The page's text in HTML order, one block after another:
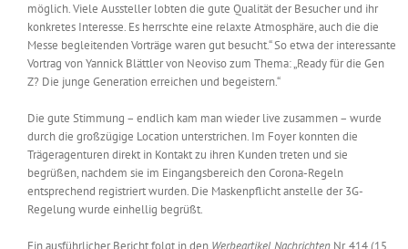
möglich. Viele Aussteller lobten die gute Qualität der Besucher und ihr
konkretes Interesse. Es herrschte eine relaxte Atmosphäre, auch die die
Messe begleitenden Vorträge waren gut besucht.“ So etwa der interessante
Vortrag von Yannick Blättler von Neoviso zum Thema: „Ready für die Gen
Z? Die junge Generation erreichen und begeistern.“
Die gute Stimmung – endlich kam man wieder live zusammen – wurde
durch die großzügige Location unterstrichen. Im Foyer konnten die
Trägeragenturen direkt in Kontakt zu ihren Kunden treten und sie
begrüßen, nachdem sie im Eingangsbereich den Corona-Regeln
entsprechend registriert wurden. Die Maskenpflicht anstelle der 3G-
Regelung wurde einhellig begrüßt.